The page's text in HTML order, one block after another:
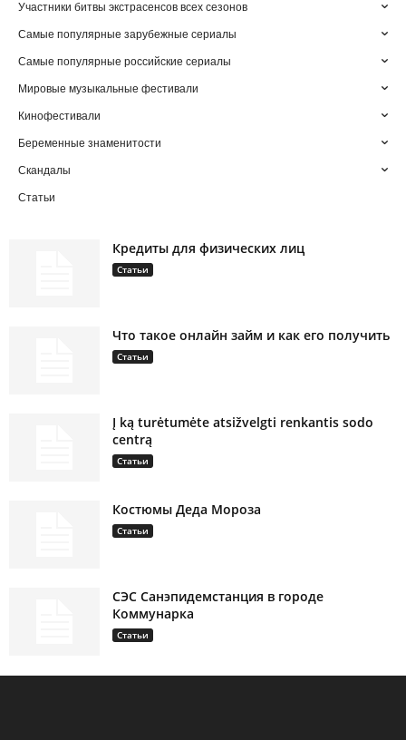
Участники битвы экстрасенсов всех сезонов
Самые популярные зарубежные сериалы
Самые популярные российские сериалы
Мировые музыкальные фестивали
Кинофестивали
Беременные знаменитости
Скандалы
Статьи
Кредиты для физических лиц
Статьи
Что такое онлайн займ и как его получить
Статьи
Į ką turėtumėte atsižvelgti renkantis sodo
centrą
Статьи
Костюмы Деда Мороза
Статьи
СЭС Санэпидемстанция в городе
Коммунарка
Статьи